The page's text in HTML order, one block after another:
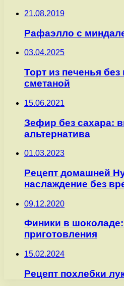
21.08.2019
Рафаэлло с
03.04.2025
Торт из печенья
сметаной
15.06.2021
Зефир без сахара:
альтернатива
01.03.2023
Рецепт домашней
наслаждение без
09.12.2020
Финики в
приготовления
15.02.2024
Рецепт похлебки